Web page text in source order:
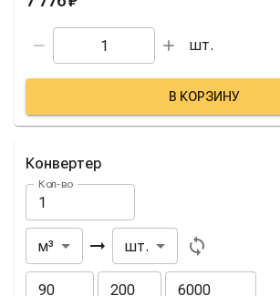
шт.
В КОРЗИНУ
Конвертер
Кол-во
Из
м³
В
шт.